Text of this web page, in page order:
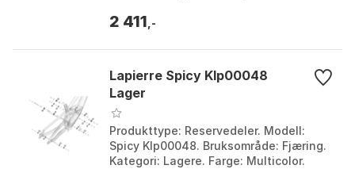
fjæringsledd. Kompatibilite...
2 411 ,-
Lapierre Spicy Klp00048
Lager
Produkttype: Reservedeler. Modell:
Spicy Klp00048. Bruksområde: Fjæring.
Kategori: Lagere. Farge: Multicolor.